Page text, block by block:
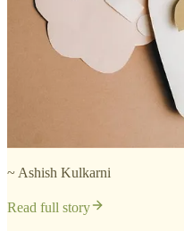
~ Ashish Kulkarni
Read full story